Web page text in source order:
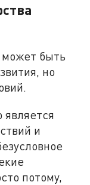
быть
но
является
и
потому,